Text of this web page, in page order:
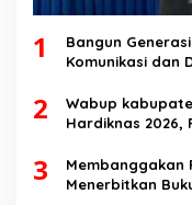
1
Bangun
Komunikasi dan
Speech di SMK
2
Wabup
Hardiknas 2026,
3
Membanggakan
Menerbitkan